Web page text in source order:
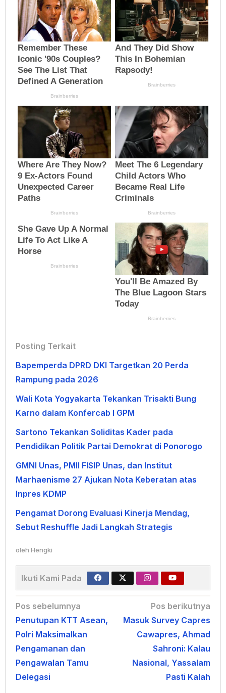
Posting Terkait
Bapemperda DPRD DKI Targetkan 20 Perda
Rampung pada 2026
Wali Kota Yogyakarta Tekankan Trisakti Bung
Karno dalam Konfercab I GPM
Sartono Tekankan Soliditas Kader pada
Pendidikan Politik Partai Demokrat di Ponorogo
GMNI Unas, PMII FISIP Unas, dan Institut
Marhaenisme 27 Ajukan Nota Keberatan atas
Inpres KDMP
Pengamat Dorong Evaluasi Kinerja Mendag,
Sebut Reshuffle Jadi Langkah Strategis
oleh Hengki
Ikuti Kami Pada
Navigasi
pos
Pos sebelumnya
Penutupan KTT Asean,
Polri Maksimalkan
Pengamanan dan
Pengawalan Tamu
Delegasi
Pos berikutnya
Masuk Survey Capres
Cawapres, Ahmad
Sahroni: Kalau
Nasional, Yassalam
Pasti Kalah